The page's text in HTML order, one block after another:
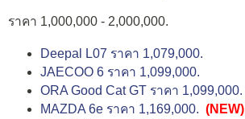
ราคา 1,000,000 - 2,000,000.
Deepal L07 ราคา 1,079,000.
JAECOO 6 ราคา 1,099,000.
ORA Good Cat GT ราคา 1,099,000.
MAZDA 6e ราคา 1,169,000. (NEW)